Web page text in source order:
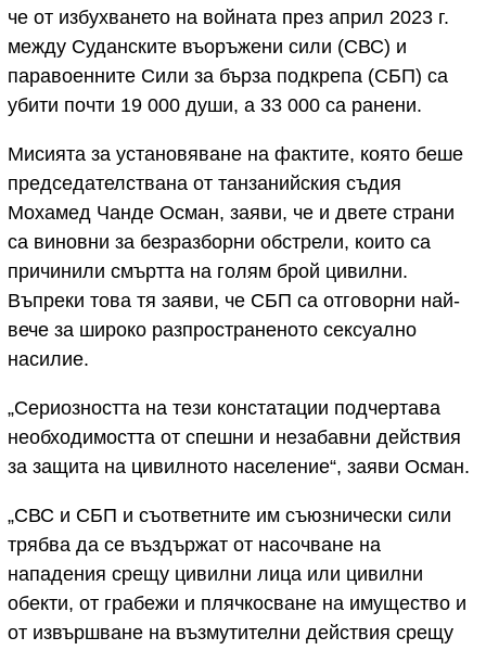
че от избухването на войната през април 2023 г.
между Суданските въоръжени сили (СВС) и
паравоенните Сили за бърза подкрепа (СБП) са
убити почти 19 000 души, а 33 000 са ранени.
Мисията за установяване на фактите, която беше
председателствана от танзанийския съдия
Мохамед Чанде Осман, заяви, че и двете страни
са виновни за безразборни обстрели, които са
причинили смъртта на голям брой цивилни.
Въпреки това тя заяви, че СБП са отговорни най-
вече за широко разпространеното сексуално
насилие.
„Сериозността на тези констатации подчертава
необходимостта от спешни и незабавни действия
за защита на цивилното население“, заяви Осман.
„СВС и СБП и съответните им съюзнически сили
трябва да се въздържат от насочване на
нападения срещу цивилни лица или цивилни
обекти, от грабежи и плячкосване на имущество и
от извършване на възмутителни действия срещу